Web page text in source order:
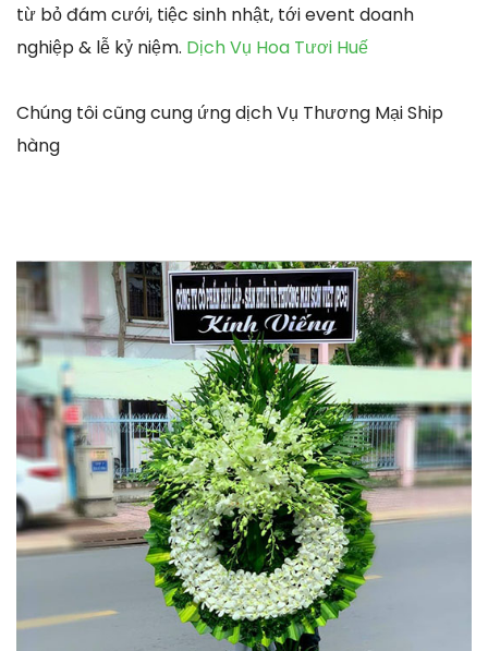
từ bỏ đám cưới, tiệc sinh nhật, tới event doanh
nghiệp & lễ kỷ niệm. Dịch Vụ Hoa Tươi Huế
Chúng tôi cũng cung ứng dịch Vụ Thương Mại Ship
hàng